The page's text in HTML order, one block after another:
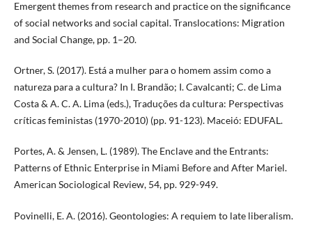
Emergent themes from research and practice on the significance
of social networks and social capital. Translocations: Migration
and Social Change, pp. 1–20.
Ortner, S. (2017). Está a mulher para o homem assim como a
natureza para a cultura? In I. Brandão; I. Cavalcanti; C. de Lima
Costa & A. C. A. Lima (eds.), Traduções da cultura: Perspectivas
críticas feministas (1970-2010) (pp. 91-123). Maceió: EDUFAL.
Portes, A. & Jensen, L. (1989). The Enclave and the Entrants:
Patterns of Ethnic Enterprise in Miami Before and After Mariel.
American Sociological Review, 54, pp. 929-949.
Povinelli, E. A. (2016). Geontologies: A requiem to late liberalism.